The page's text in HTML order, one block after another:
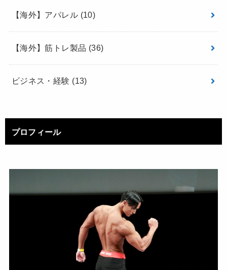
【海外】アパレル (10)
【海外】筋トレ製品 (36)
ビジネス・経験 (13)
プロフィール